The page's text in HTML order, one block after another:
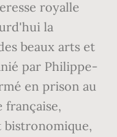
royalle
la
beaux arts et
par Philippe-
en prison au
française,
bistronomique,